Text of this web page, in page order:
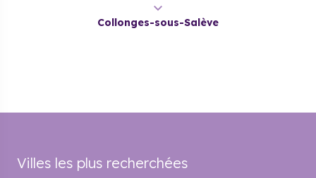
10 établissements scolaires : 3 écoles élémentaires, 3
skate ; À proximité, outre les activités extérieures
Des médecins, une pharmacie et un établissement
pour personnes âgées L'hôpital le plus proche est à 5
Collonges-sous-Salève
Villes les plus recherchées